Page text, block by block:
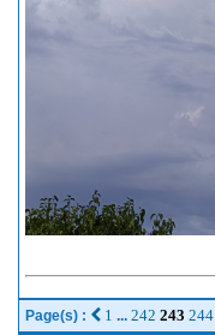
Page(s) : 1 ... 242 243 244